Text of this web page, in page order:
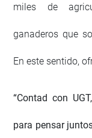
miles de
ganaderos que
En este sentido,
“Contad con
para pensar